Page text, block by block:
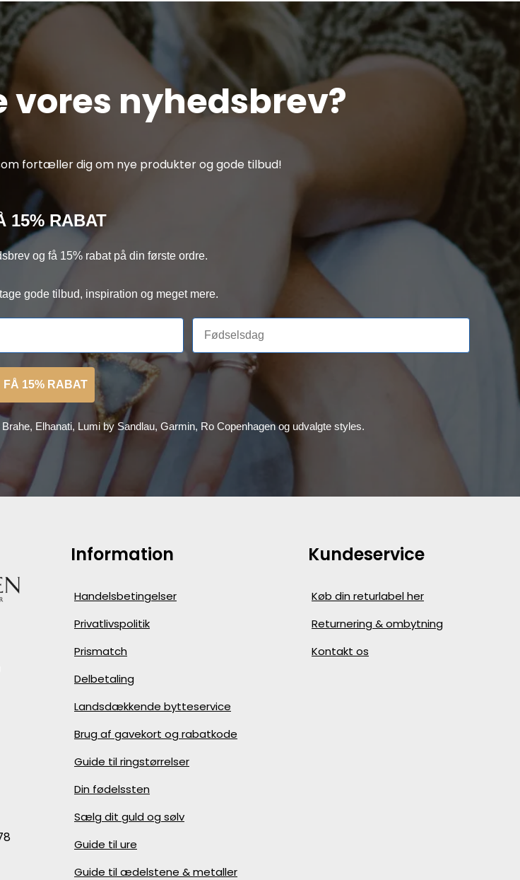
nyhedsbrev?
fortæller dig om nye produkter og gode tilbud!
15% RABAT
og få 15% rabat på din første ordre.
gode tilbud, inspiration og meget mere.
FÅ 15% RABAT
Elhanati, Lumi by Sandlau, Garmin, Ro Copenhagen og udvalgte styles.
Information
Handelsbetingelser
Privatlivspolitik
Prismatch
Delbetaling
Landsdækkende bytteservice
Brug af gavekort og rabatkode
Guide til ringstørrelser
Din fødelssten
Sælg dit guld og sølv
Guide til ure
Guide til ædelstene & metaller
Kundeservice
Køb din returlabel her
Returnering & ombytning
Kontakt os